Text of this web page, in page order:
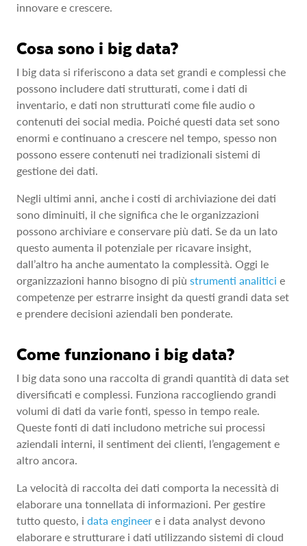
innovare e crescere.
Cosa sono i big data?
I big data si riferiscono a data set grandi e complessi che
possono includere dati strutturati, come i dati di
inventario, e dati non strutturati come file audio o
contenuti dei social media. Poiché questi data set sono
enormi e continuano a crescere nel tempo, spesso non
possono essere contenuti nei tradizionali sistemi di
gestione dei dati.
Negli ultimi anni, anche i costi di archiviazione dei dati
sono diminuiti, il che significa che le organizzazioni
possono archiviare e conservare più dati. Se da un lato
questo aumenta il potenziale per ricavare insight,
dall’altro ha anche aumentato la complessità. Oggi le
organizzazioni hanno bisogno di più strumenti analitici e
competenze per estrarre insight da questi grandi data set
e prendere decisioni aziendali ben ponderate.
Come funzionano i big data?
I big data sono una raccolta di grandi quantità di data set
diversificati e complessi. Funziona raccogliendo grandi
volumi di dati da varie fonti, spesso in tempo reale.
Queste fonti di dati includono metriche sui processi
aziendali interni, il sentiment dei clienti, l’engagement e
altro ancora.
La velocità di raccolta dei dati comporta la necessità di
elaborare una tonnellata di informazioni. Per gestire
tutto questo, i data engineer e i data analyst devono
elaborare e strutturare i dati utilizzando sistemi di cloud